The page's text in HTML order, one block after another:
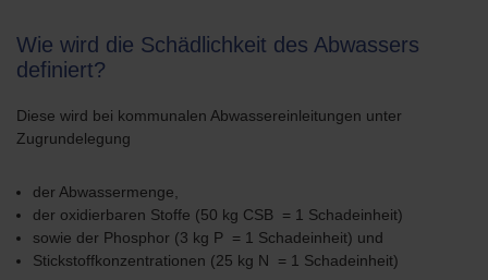
Wie wird die Schädlichkeit des Abwassers
definiert?
Diese wird bei kommunalen Abwassereinleitungen unter
Zugrundelegung
der Abwassermenge,
der oxidierbaren Stoffe (50 kg CSB = 1 Schadeinheit)
sowie der Phosphor (3 kg P = 1 Schadeinheit) und
Stickstoffkonzentrationen (25 kg N = 1 Schadeinheit)